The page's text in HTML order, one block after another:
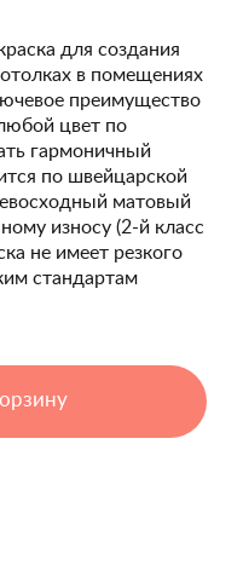
для создания
в помещениях
преимущество
цвет по
гармоничный
по швейцарской
матовый
износу (2-й класс
не имеет резкого
стандартам